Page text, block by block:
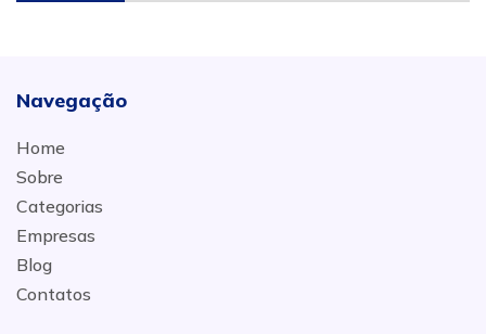
Navegação
Home
Sobre
Categorias
Empresas
Blog
Contatos